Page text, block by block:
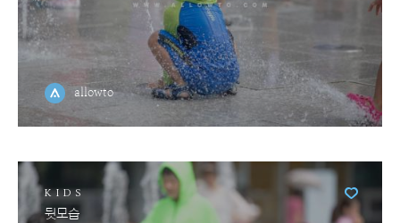
allowto
KIDS
뒷모습